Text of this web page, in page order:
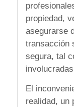
propiedad,
asegurarse
transacción
segura, tal
El
realidad, un